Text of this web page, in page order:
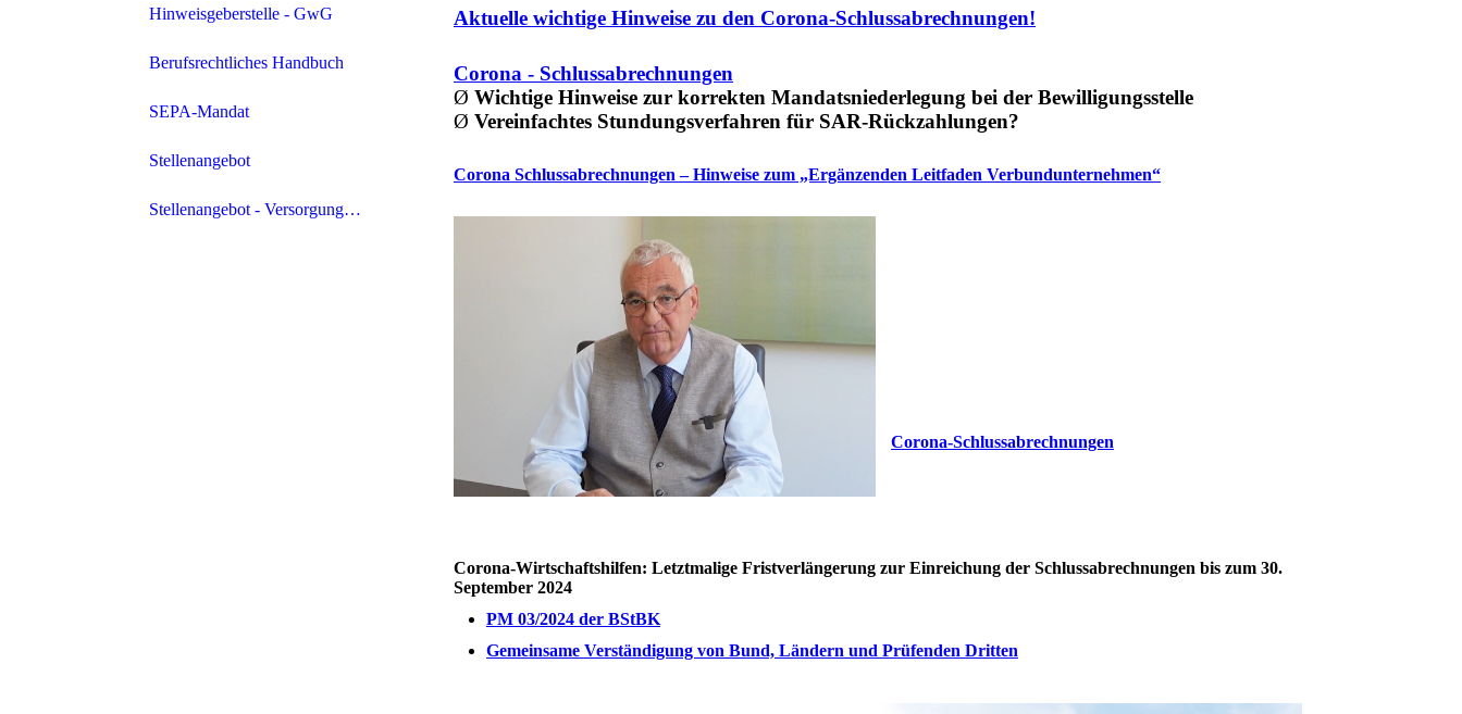
Hinweisgeberstelle - GwG
Berufsrechtliches Handbuch
SEPA-Mandat
Stellenangebot
Stellenangebot - Versorgungswerk der Steuerberater und StBV im Land Brandburg
Aktuelle wichtige Hinweise zu den Corona-Schlussabrechnungen!
Corona - Schlussabrechnungen
Ø Wichtige Hinweise zur korrekten Mandatsniederlegung bei der Bewilligungsstelle
Ø Vereinfachtes Stundungsverfahren für SAR-Rückzahlungen?
Corona Schlussabrechnungen – Hinweise zum „Ergänzenden Leitfaden Verbundunternehmen“
Corona-Schlussabrechnungen
Corona-Wirtschaftshilfen: Letztmalige Fristverlängerung zur Einreichung der Schlussabrechnungen bis zum 30.
September 2024
PM 03/2024 der BStBK
Gemeinsame Verständigung von Bund, Ländern und Prüfenden Dritten